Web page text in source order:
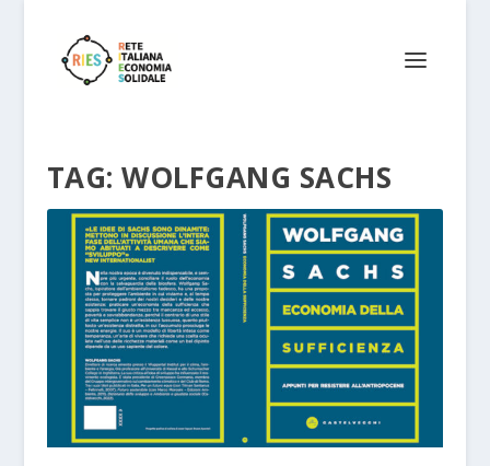
TAG:WOLFGANG SACHS